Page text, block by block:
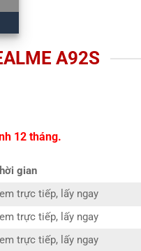
A92S
12 tháng.
gian
trực tiếp, lấy ngay
trực tiếp, lấy ngay
trực tiếp, lấy ngay